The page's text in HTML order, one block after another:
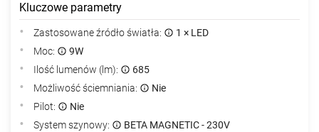
Kluczowe parametry
Zastosowane źródło światła:
1 × LED
Moc:
9W
Ilość lumenów (lm):
685
Możliwość ściemniania:
Nie
Pilot:
Nie
System szynowy:
BETA MAGNETIC - 230V